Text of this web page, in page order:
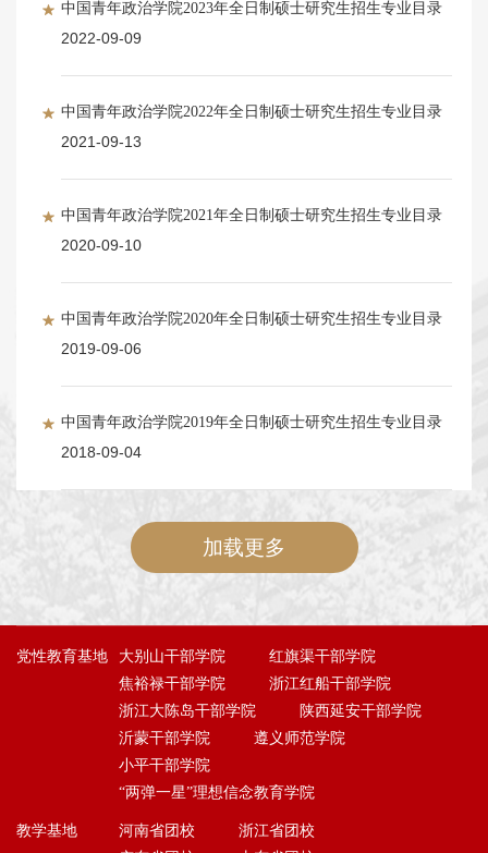
中国青年政治学院2023年全日制硕士研究生招生专业目录
2022-09-09
中国青年政治学院2022年全日制硕士研究生招生专业目录
2021-09-13
中国青年政治学院2021年全日制硕士研究生招生专业目录
2020-09-10
中国青年政治学院2020年全日制硕士研究生招生专业目录
2019-09-06
中国青年政治学院2019年全日制硕士研究生招生专业目录
2018-09-04
加载更多
党性教育基地 大别山干部学院
红旗渠干部学院
焦裕禄干部学院
浙江红船干部学院
浙江大陈岛干部学院
陕西延安干部学院
沂蒙干部学院
遵义师范学院
小平干部学院
“两弹一星”理想信念教育学院
教学基地 河南省团校
浙江省团校